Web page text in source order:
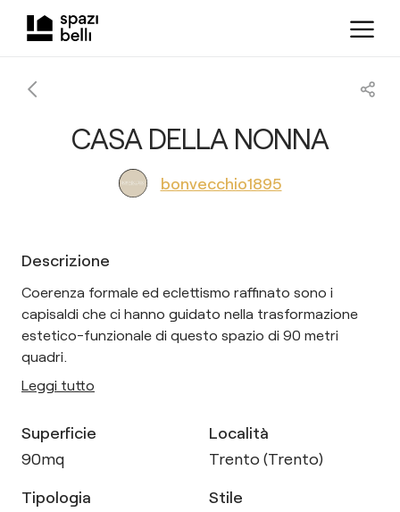
CASA DELLA NONNA
bonvecchio1895
Descrizione
Coerenza formale ed eclettismo raffinato sono i
capisaldi che ci hanno guidato nella trasformazione
estetico-funzionale di questo spazio di 90 metri
quadri.
Leggi tutto
Superficie
90mq
Località
Trento (Trento)
Tipologia
Stile